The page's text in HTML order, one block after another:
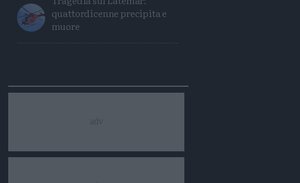
quattordicenne precipita e
muore